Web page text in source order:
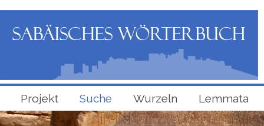
Projekt Suche Wurzeln Lemmata